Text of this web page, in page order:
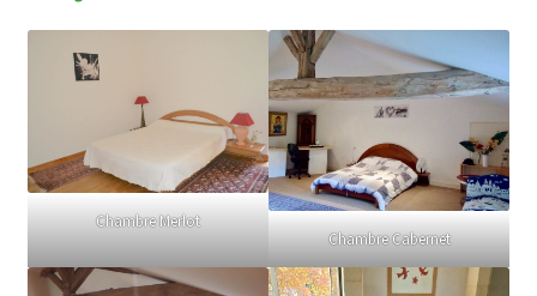
Chambre Merlot
Chambre Cabernet